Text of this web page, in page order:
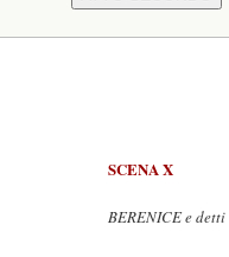
SCENA X
BERENICE e detti